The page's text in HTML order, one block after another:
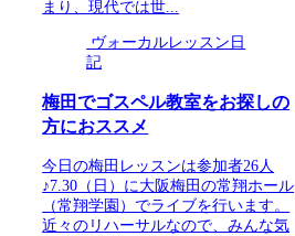
まり、現代では世...
ヴォーカルレッスン日
記
梅田でゴスペル教室をお探しの
方におススメ
今日の梅田レッスンは参加者26人
♪7.30（日）に大阪梅田の常翔ホール
（常翔学園）でライブを行います。
近々のリハーサルなので、みんな気